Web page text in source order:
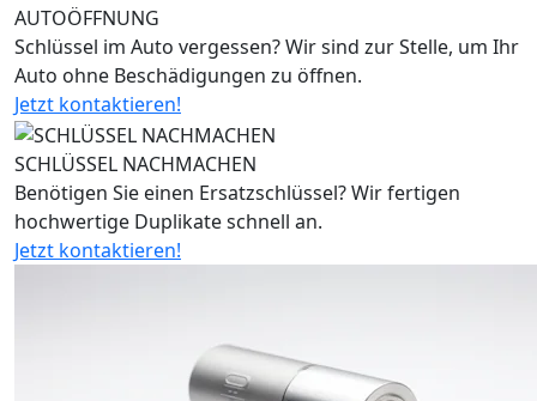
AUTOÖFFNUNG
Schlüssel im Auto vergessen? Wir sind zur Stelle, um Ihr
Auto ohne Beschädigungen zu öffnen.
Jetzt kontaktieren!
SCHLÜSSEL NACHMACHEN
Benötigen Sie einen Ersatzschlüssel? Wir fertigen
hochwertige Duplikate schnell an.
Jetzt kontaktieren!